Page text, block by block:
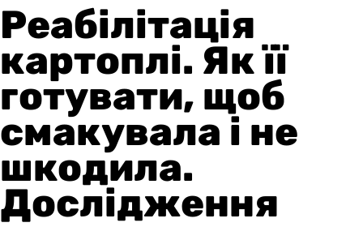
Реабілітація
картоплі. Як її
готувати, щоб
смакувала і не
шкодила.
Дослідження